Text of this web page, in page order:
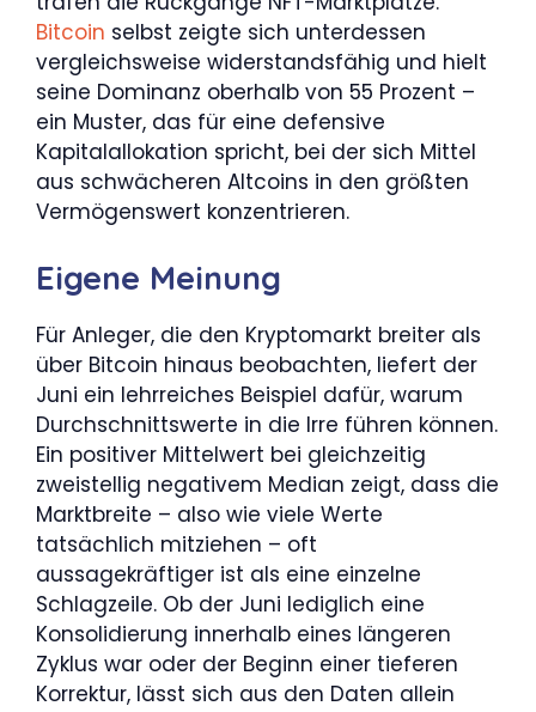
Bitcoin selbst zeigte sich unterdessen
vergleichsweise widerstandsfähig und hielt
seine Dominanz oberhalb von 55 Prozent –
ein Muster, das für eine defensive
Kapitalallokation spricht, bei der sich Mittel
aus schwächeren Altcoins in den größten
Vermögenswert konzentrieren.
Eigene Meinung
Für Anleger, die den Kryptomarkt breiter als
über Bitcoin hinaus beobachten, liefert der
Juni ein lehrreiches Beispiel dafür, warum
Durchschnittswerte in die Irre führen können.
Ein positiver Mittelwert bei gleichzeitig
zweistellig negativem Median zeigt, dass die
Marktbreite – also wie viele Werte
tatsächlich mitziehen – oft
aussagekräftiger ist als eine einzelne
Schlagzeile. Ob der Juni lediglich eine
Konsolidierung innerhalb eines längeren
Zyklus war oder der Beginn einer tieferen
Korrektur, lässt sich aus den Daten allein